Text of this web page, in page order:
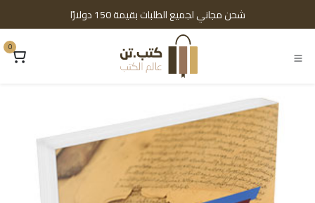
شحن مجاني لجميع الطلبات بقيمة 150 دولارًا
0